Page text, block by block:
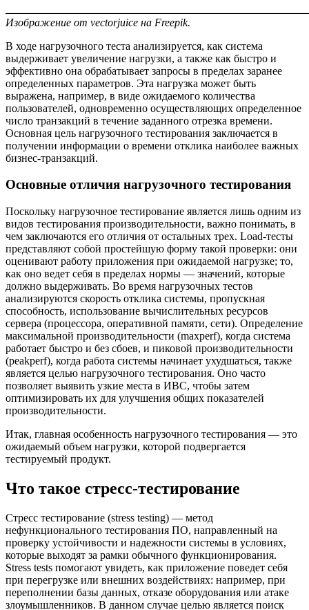
Изображение от vectorjuice на Freepik.
В ходе нагрузочного теста анализируется, как система
выдерживает увеличение нагрузки, а также как быстро и
эффективно она обрабатывает запросы в пределах заранее
определенных параметров. Эта нагрузка может быть
выражена, например, в виде ожидаемого количества
пользователей, одновременно осуществляющих определенное
число транзакций в течение заданного отрезка времени.
Основная цель нагрузочного тестирования заключается в
получении информации о времени отклика наиболее важных
бизнес-транзакций.
Основные отличия нагрузочного тестирования
Поскольку нагрузочное тестирование является лишь одним из
видов тестирования производительности, важно понимать, в
чем заключаются его отличия от остальных трех. Load-тесты
представляют собой простейшую форму такой проверки: они
оценивают работу приложения при ожидаемой нагрузке; то,
как оно ведет себя в пределах нормы — значений, которые
должно выдерживать. Во время нагрузочных тестов
анализируются скорость отклика системы, пропускная
способность, использование вычислительных ресурсов
сервера (процессора, оперативной памяти, сети). Определение
максимальной производительности (maxperf), когда система
работает быстро и без сбоев, и пиковой производительности
(peakperf), когда работа системы начинает ухудшаться, также
является целью нагрузочного тестирования. Оно часто
позволяет выявить узкие места в ИВС, чтобы затем
оптимизировать их для улучшения общих показателей
производительности.
Итак, главная особенность нагрузочного тестирования — это
ожидаемый объем нагрузки, которой подвергается
тестируемый продукт.
Что такое стресс-тестирование
Стресс тестирование (stress testing) — метод
нефункционального тестирования ПО, направленный на
проверку устойчивости и надежности системы в условиях,
которые выходят за рамки обычного функционирования.
Stress tests помогают увидеть, как приложение поведет себя
при перегрузке или внешних воздействиях: например, при
переполнении базы данных, отказе оборудования или атаке
злоумышленников. В данном случае целью является поиск